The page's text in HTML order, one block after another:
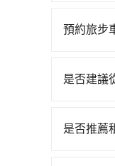
該訂單後
預約旅步
是否建議
站！從最
是否推薦